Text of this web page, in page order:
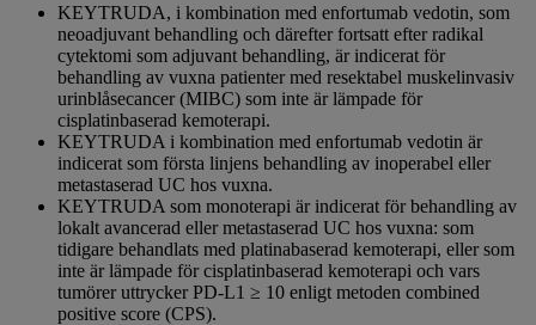
KEYTRUDA, i kombination med enfortumab vedotin, som
neoadjuvant behandling och därefter fortsatt efter radikal
cytektomi som adjuvant behandling, är indicerat för
behandling av vuxna patienter med resektabel muskelinvasiv
urinblåsecancer (MIBC) som inte är lämpade för
cisplatinbaserad kemoterapi.
KEYTRUDA i kombination med enfortumab vedotin är
indicerat som första linjens behandling av inoperabel eller
metastaserad UC hos vuxna.
KEYTRUDA som monoterapi är indicerat för behandling av
lokalt avancerad eller metastaserad UC hos vuxna: som
tidigare behandlats med platinabaserad kemoterapi, eller som
inte är lämpade för cisplatinbaserad kemoterapi och vars
tumörer uttrycker PD-L1 ≥ 10 enligt metoden combined
positive score (CPS).